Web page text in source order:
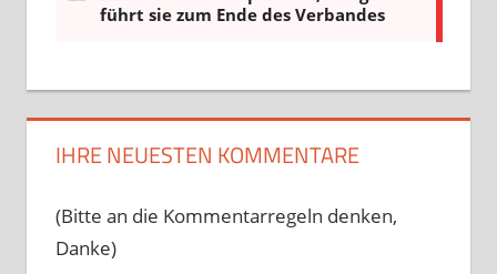
IHRE NEUESTEN KOMMENTARE
(Bitte an die Kommentarregeln denken,
Danke)